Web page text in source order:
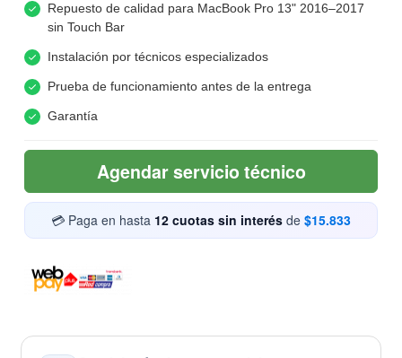
Repuesto de calidad para MacBook Pro 13" 2016–2017
sin Touch Bar
Instalación por técnicos especializados
Prueba de funcionamiento antes de la entrega
Garantía
Agendar servicio técnico
💳 Paga en hasta 12 cuotas sin interés de $15.833